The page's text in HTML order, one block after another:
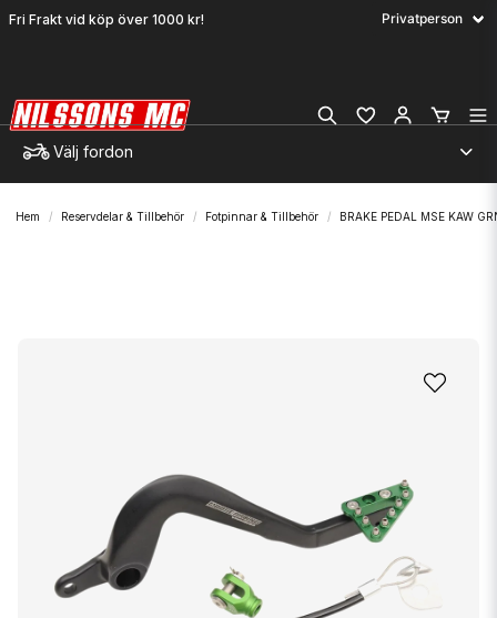
Fri Frakt vid köp över 1000 kr!
Välj fordon
Hem Reservdelar & Tillbehör Fotpinnar & Tillbehör BRAKE PEDAL MSE KAW